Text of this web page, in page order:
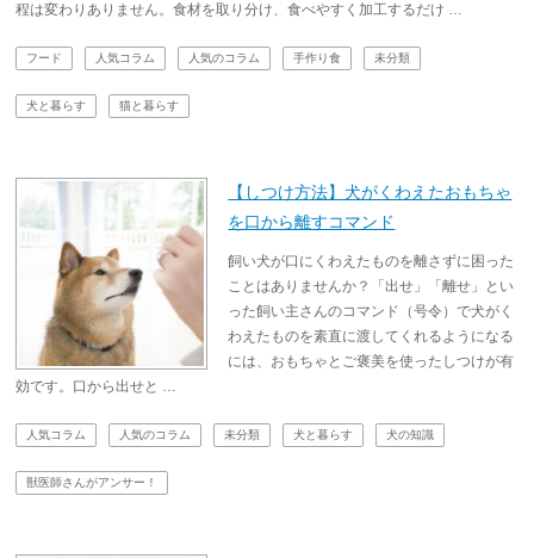
程は変わりありません。食材を取り分け、食べやすく加工するだけ …
フード 人気コラム 人気のコラム 手作り食 未分類
犬と暮らす 猫と暮らす
【しつけ方法】犬がくわえたおもちゃ
を口から離すコマンド
飼い犬が口にくわえたものを離さずに困った
ことはありませんか？「出せ」「離せ」とい
った飼い主さんのコマンド（号令）で犬がく
わえたものを素直に渡してくれるようになる
には、おもちゃとご褒美を使ったしつけが有
効です。口から出せと …
人気コラム 人気のコラム 未分類 犬と暮らす 犬の知識
獣医師さんがアンサー！